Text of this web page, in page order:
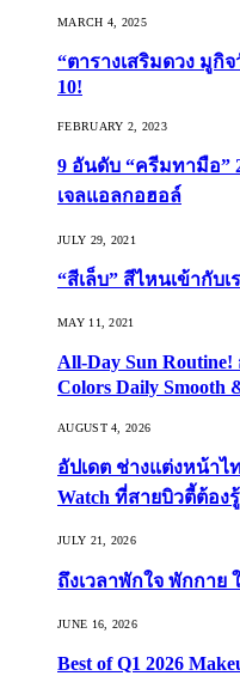
MARCH 4, 2025
“ตารางเสริมดวง มูกิ
10!
FEBRUARY 2, 2023
9 อันดับ “ครีมทามือ”
เจลแอลกอฮอล์
JULY 29, 2021
“สีเล็บ” สีไหนเข้ากับ
MAY 11, 2021
All-Day Sun
Colors Daily Smooth
AUGUST 4, 2026
อัปเดต ช่างแต่งหน้าไ
Watch ที่สายบิวตี้ต้อง
JULY 21, 2026
ถึงเวลาพักใจ พักกาย
JUNE 16, 2026
Best of Q1 2026